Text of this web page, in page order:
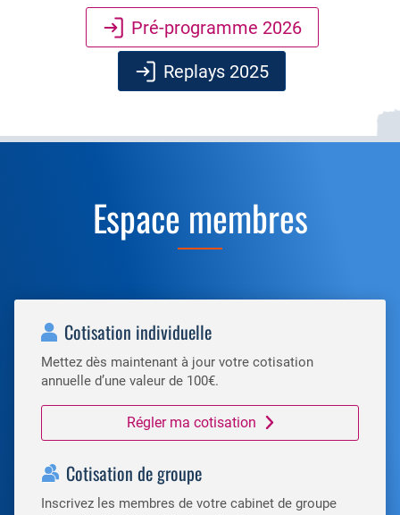
Pré-programme 2026
Replays 2025
Espace membres
Cotisation individuelle
Mettez dès maintenant à jour votre cotisation
annuelle d’une valeur de 100€.
Régler ma cotisation
Cotisation de groupe
Inscrivez les membres de votre cabinet de groupe